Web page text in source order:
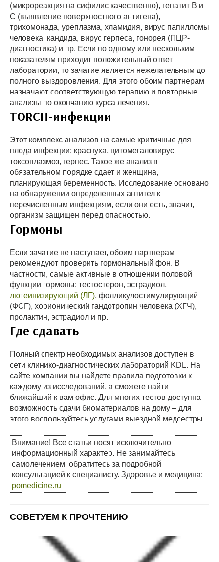
(микрореакция на сифилис качественно), гепатит В и
С (выявление поверхностного антигена),
трихомонада, уреплазма, хламидия, вирус папилломы
человека, кандида, вирус герпеса, гонорея (ПЦР-
диагностика) и пр. Если по одному или нескольким
показателям приходит положительный ответ
лаборатории, то зачатие является нежелательным до
полного выздоровления. Для этого обоим партнерам
назначают соответствующую терапию и повторные
анализы по окончанию курса лечения.
TORCH-инфекции
Этот комплекс анализов на самые критичные для
плода инфекции: краснуха, цитомегаловирус,
токсоплазмоз, герпес. Такое же анализ в
обязательном порядке сдает и женщина,
планирующая беременность. Исследование основано
на обнаружении определенных антител к
перечисленным инфекциям, если они есть, значит,
организм защищен перед опасностью.
Гормоны
Если зачатие не наступает, обоим партнерам
рекомендуют проверить гормональный фон. В
частности, самые активные в отношении половой
функции гормоны: тестостерон, эстрадиол,
лютеинизирующий (ЛГ), фолликулостимулирующий
(ФСГ), хорионический гандотропин человека (ХГЧ),
пролактин, эстрадиол и пр.
Где сдавать
Полный спектр необходимых анализов доступен в
сети клинико-диагностических лабораторий KDL. На
сайте компании вы найдете правила подготовки к
каждому из исследований, а сможете найти
ближайший к вам офис. Для многих тестов доступна
возможность сдачи биоматериалов на дому – для
этого воспользуйтесь услугами выездной медсестры.
Внимание! Все статьи носят исключительно
информационный характер. Не занимайтесь
самолечением, обратитесь за подробной
консультацией к специалисту. Здоровье и медицина:
pomedicine.ru
СОВЕТУЕМ К ПРОЧТЕНИЮ